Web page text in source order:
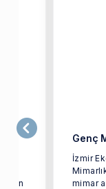
olan
Genç
İzmir
mimar